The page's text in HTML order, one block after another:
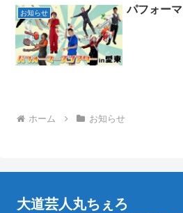
お知らせ パフォー
ホーム お知らせ
大道芸人丸ちぇろ